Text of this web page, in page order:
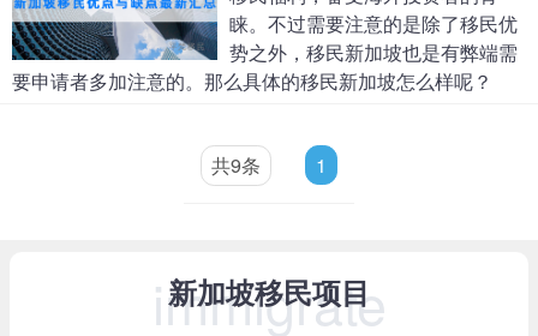
睐。不过需要注意的是除了移民优
势之外，移民新加坡也是有弊端需
要申请者多加注意的。那么具体的移民新加坡怎么样呢？
共9条 1
新加坡移民项目
immigrate